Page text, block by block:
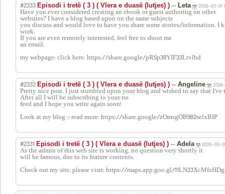
#2333 Episodi i tretë ( 3 ) ( Vlera e duasë (lutjes) ) — Leta 2026-03-21
Have you ever considered creating an ebook or guest authoring on other
websites? I have a blog based upon on the same subjects
you discuss and would love to have you share some stories/information. I
work.
If you are even remotely interested, feel free to shoot me
an email.
my webpage: click here: https://share.google/pR5p38YIF33Ltvlbd
#2332 Episodi i tretë ( 3 ) ( Vlera e duasë (lutjes) ) — Angeline
Pretty nice post. I just stumbled upon your blog and wished to say that
After all I will be subscribing to your rss
feed and I hope you write again soon!
Look at my blog :: read more: https://share.google/zOmsgOB982selxBIP
#2331 Episodi i tretë ( 3 ) ( Vlera e duasë (lutjes) ) — Adela 2026-03-
As the admin of this web site is working, no question very shortly it
will be famous, due to its feature contents.
Check out my site; please visit: https://maps.app.goo.gl/